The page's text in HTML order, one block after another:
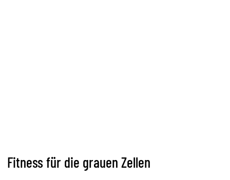
Fitness für die grauen Zellen